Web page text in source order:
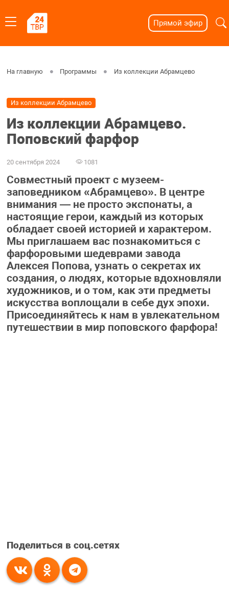
Прямой эфир
На главную Программы Из коллекции Абрамцево
Из коллекции Абрамцево
Из коллекции Абрамцево.
Поповский фарфор
20 сентября 2024 1081
Совместный проект с музеем-
заповедником «Абрамцево». В центре
внимания — не просто экспонаты, а
настоящие герои, каждый из которых
обладает своей историей и характером.
Мы приглашаем вас познакомиться с
фарфоровыми шедеврами завода
Алексея Попова, узнать о секретах их
создания, о людях, которые вдохновляли
художников, и о том, как эти предметы
искусства воплощали в себе дух эпохи.
Присоединяйтесь к нам в увлекательном
путешествии в мир поповского фарфора!
Поделиться в соц.сетях